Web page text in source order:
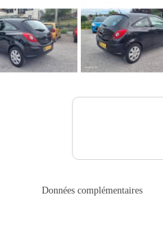
Données complémentaires